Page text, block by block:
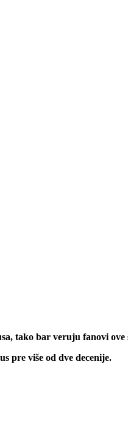
tako bar veruju fanovi ove
pre više od dve decenije.